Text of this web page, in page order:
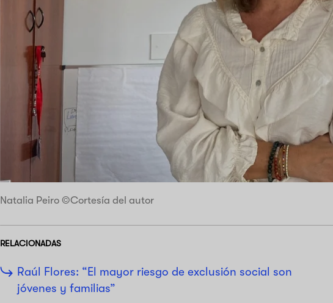
Natalia Peiro ©Cortesía del autor
RELACIONADAS
Raúl Flores: “El mayor riesgo de exclusión social son
jóvenes y familias”